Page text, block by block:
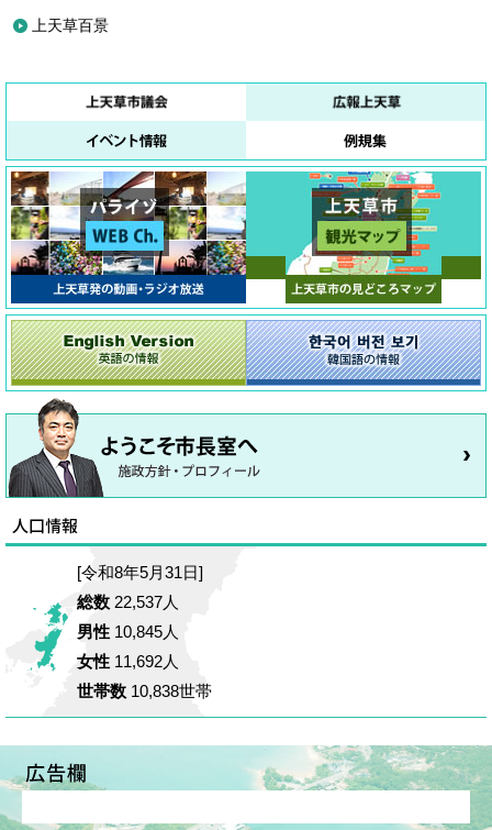
上天草百景
[令和8年5月31日]
総数 22,537人
男性 10,845人
女性 11,692人
世帯数 10,838世帯